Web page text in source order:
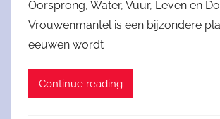
Oorsprong, Water, Vuur, Leven en
Vrouwenmantel is een bijzondere
eeuwen wordt
Continue reading